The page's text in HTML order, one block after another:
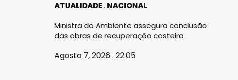
ATUALIDADE NACIONAL
Ministra do Ambiente assegura conclusão
das obras de recuperação costeira
Agosto 7, 2026 . 22:05